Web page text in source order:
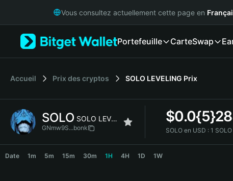
Русский
Italiano
简体中文
繁體中文
Bahasa Indonesia
Vous consultez actuellement cette page en
Portefeuille CarteSwap
Accueil Prix des cryptos SOLO LEVELING Prix
SOLO SOLO LEVELING
GNmw9S...bonk
$
SOLO en USD : 1
Date 1m 5m 15m 30m 1H 4H 1D 1W